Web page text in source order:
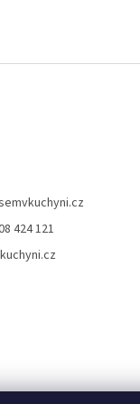
424 121